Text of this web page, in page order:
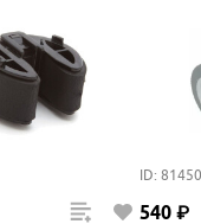
ID: 81450
540 ₽